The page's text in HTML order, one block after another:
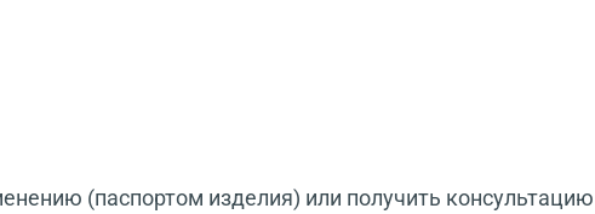
(паспортом изделия) или получить